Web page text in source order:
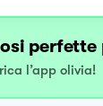
perfette
l’app olivia!